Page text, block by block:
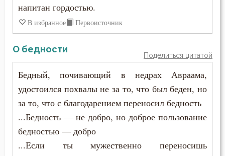
Таинство
Творения святых
Тело
Терпение
Троица
Тщеславие
напитан гордостью.
В избранное Первоисточник
О бедности
Поделиться цитатой
Бедный, почивающий в недрах Авраама,
удостоился похвалы не за то, что был беден, но
за то, что с благодарением переносил бедность
...Бедность — не добро, но доброе пользование
бедностью — добро
...Если ты мужественно переносишь